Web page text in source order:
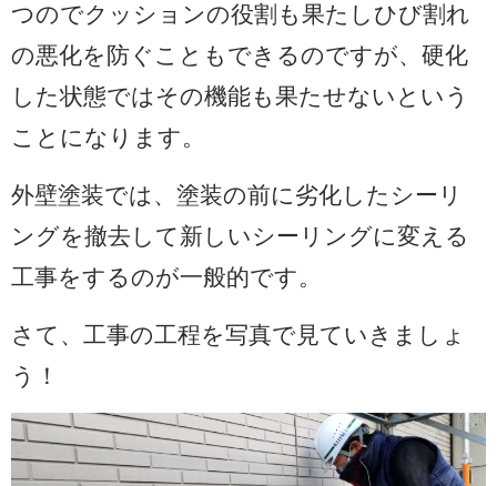
つのでクッションの役割も果たしひび割れ
の悪化を防ぐこともできるのですが、硬化
した状態ではその機能も果たせないという
ことになります。
外壁塗装では、塗装の前に劣化したシーリ
ングを撤去して新しいシーリングに変える
工事をするのが一般的です。
さて、工事の工程を写真で見ていきましょ
う！